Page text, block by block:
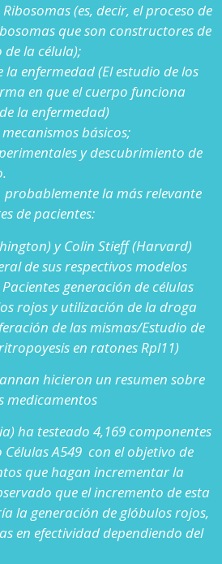
Ribosomas (es, decir, el proceso de
que son constructores de
la célula);
enfermedad (El estudio de los
en que el cuerpo funciona
la enfermedad)
básicos;
y descubrimiento de
la más relevante
de pacientes:
y Colin Stieff (Harvard)
de sus respectivos modelos
generación de células
rojos y utilización de la droga
de las mismas/Estudio de
en ratones Rpl11)
hicieron un resumen sobre
medicamentos
ha testeado 4,169 componentes
A549 con el objetivo de
que hagan incrementar la
que el incremento de esta
la generación de glóbulos rojos,
en efectividad dependiendo del